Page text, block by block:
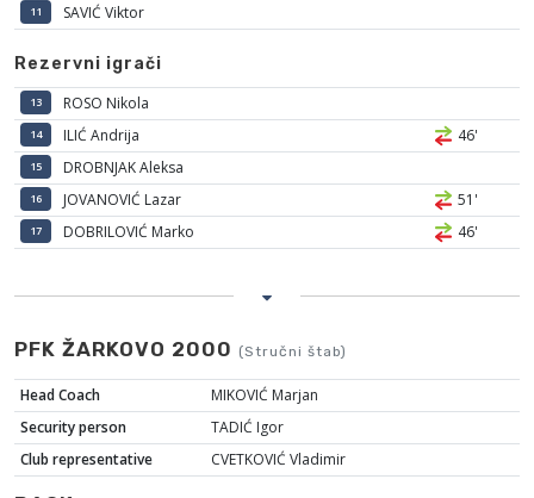
11 SAVIĆ Viktor
Rezervni igrači
13 ROSO Nikola
14 ILIĆ Andrija 46'
15 DROBNJAK Aleksa
16 JOVANOVIĆ Lazar 51'
17 DOBRILOVIĆ Marko 46'
PFK ŽARKOVO 2000 (Stručni štab)
Head Coach
MIKOVIĆ Marjan
Security person
TADIĆ Igor
Club representative
CVETKOVIĆ Vladimir